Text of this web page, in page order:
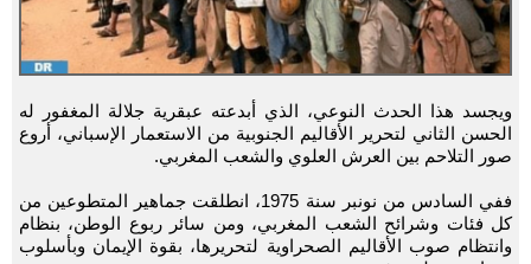
ويجسد هذا الحدث النوعي، الذي أبدعته عبقرية جلالة المغفور له
الحسن الثاني لتحرير الأقاليم الجنوبية من الاستعمار الإسباني، أروع
صور التلاحم بين العرش العلوي والشعب المغربي.
ففي السادس من نونبر سنة 1975، انطلقت جماهير المتطوعين من
كل فئات وشرائح الشعب المغربي، ومن سائر ربوع الوطن، بنظام
وانتظام صوب الأقاليم الصحراوية لتحريرها، بقوة الإيمان وبأسلوب